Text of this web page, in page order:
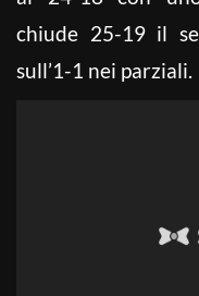
chiude 25-19 il
sull’1-1 nei parziali.